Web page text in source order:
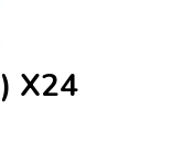
X24